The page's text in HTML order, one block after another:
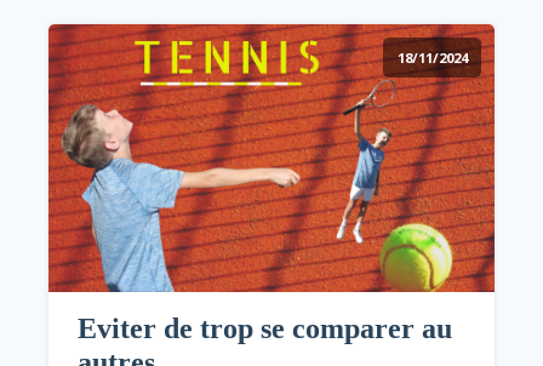
18/11/2024
Eviter de trop se comparer au